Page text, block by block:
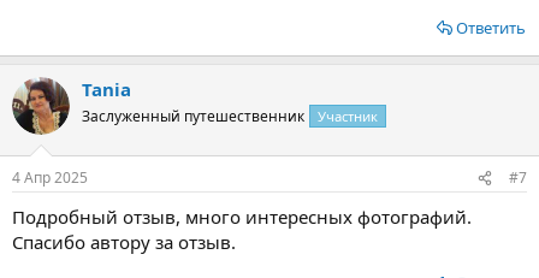
Ответить
Tania
Заслуженный путешественник Участник
4 Апр 2025 #7
Подробный отзыв, много интересных фотографий.
Спасибо автору за отзыв.